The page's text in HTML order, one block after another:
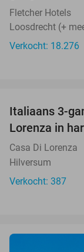
Fletcher Hotels
Loosdrecht (+
Verkocht: 18.276
Italiaans 3-
Lorenza in
Casa Di Lorenza
Hilversum
Verkocht: 387